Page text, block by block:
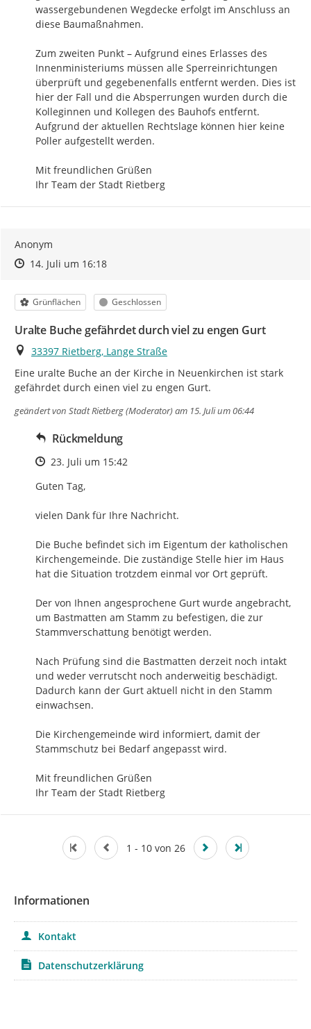
wassergebundenen Wegdecke erfolgt im Anschluss an
diese Baumaßnahmen.
Zum zweiten Punkt – Aufgrund eines Erlasses des
Innenministeriums müssen alle Sperreinrichtungen
überprüft und gegebenenfalls entfernt werden. Dies ist
hier der Fall und die Absperrungen wurden durch die
Kolleginnen und Kollegen des Bauhofs entfernt.
Aufgrund der aktuellen Rechtslage können hier keine
Poller aufgestellt werden.
Mit freundlichen Grüßen
Ihr Team der Stadt Rietberg
Anonym
Zeitpunkt des Erstellens
Zeitpunkt des Erstellens
14. Juli um 16:18Zur Äußerung
Kategorie
Grünflächen Status
Geschlossen
Uralte Buche gefährdet durch viel zu engen Gurt
Ort
33397 Rietberg, Lange Straße
Eine uralte Buche an der Kirche in Neuenkirchen ist stark
gefährdet durch einen viel zu engen Gurt.
geändert von Stadt Rietberg (Moderator)am 15. Juli um 06:44
Rückmeldung
Zeitpunkt des Erstellens
23. Juli um 15:42
Guten Tag,
vielen Dank für Ihre Nachricht.
Die Buche befindet sich im Eigentum der katholischen
Kirchengemeinde. Die zuständige Stelle hier im Haus
hat die Situation trotzdem einmal vor Ort geprüft.
Der von Ihnen angesprochene Gurt wurde angebracht,
um Bastmatten am Stamm zu befestigen, die zur
Stammverschattung benötigt werden.
Nach Prüfung sind die Bastmatten derzeit noch intakt
und weder verrutscht noch anderweitig beschädigt.
Dadurch kann der Gurt aktuell nicht in den Stamm
einwachsen.
Die Kirchengemeinde wird informiert, damit der
Stammschutz bei Bedarf angepasst wird.
Mit freundlichen Grüßen
Ihr Team der Stadt Rietberg
1 - 10 von 26
Informationen
Kontakt
Datenschutzerklärung